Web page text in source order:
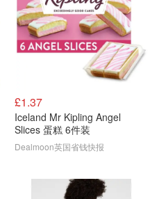
£1.37
Iceland Mr Kipling Angel
Slices 蛋糕 6件装
Dealmoon英国省钱快报